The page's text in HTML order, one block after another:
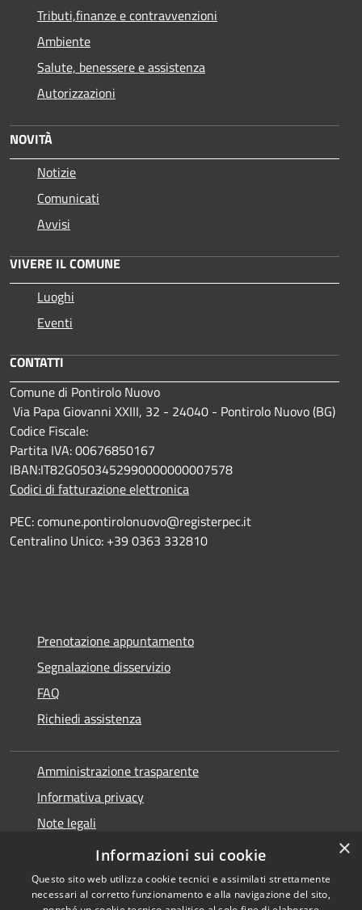
Tributi,finanze e contravvenzioni
Ambiente
Salute, benessere e assistenza
Autorizzazioni
NOVITÀ
Notizie
Comunicati
Avvisi
VIVERE IL COMUNE
Luoghi
Eventi
CONTATTI
Comune di Pontirolo Nuovo
Via Papa Giovanni XXIII, 32 - 24040 - Pontirolo Nuovo (BG)
Codice Fiscale:
Partita IVA: 00676850167
IBAN:IT82G0503452990000000007578
Codici di fatturazione elettronica
PEC: comune.pontirolonuovo@registerpec.it
Centralino Unico: +39 0363 332810
Prenotazione appuntamento
Segnalazione disservizio
FAQ
Richiedi assistenza
Amministrazione trasparente
Informativa privacy
Note legali
Dichiarazione di accessibilità
×
Informazioni sui cookie
Questo sito web utilizza cookie tecnici e assimilati strettamente
necessari al corretto funzionamento e alla navigazione del sito,